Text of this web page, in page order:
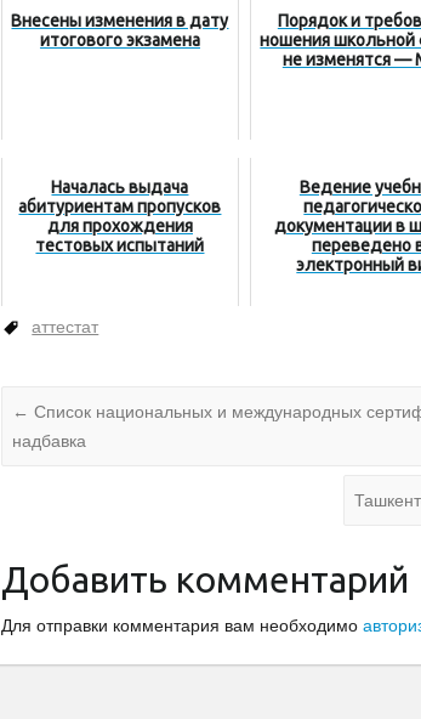
Внесены изменения в дату
итогового экзамена
Порядок и
ношения
не изменятся —
Началась выдача
абитуриентам пропусков
для прохождения
тестовых испытаний
Ведение
документации в
переведено
электронный
аттестат
← Список национальных и международных
надбавка
Добавить комментарий
Для отправки комментария вам необходимо